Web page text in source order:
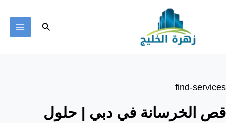
البحث
find-services
قص الخرسانة في دبي | حلول